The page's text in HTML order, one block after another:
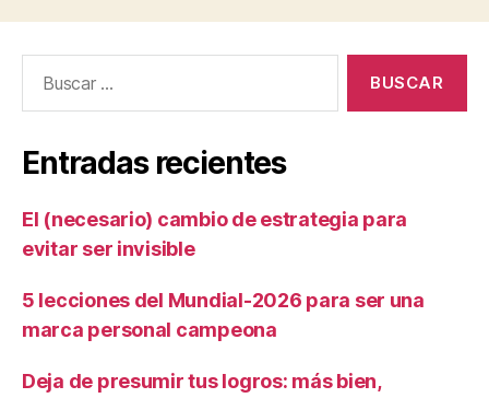
Entradas recientes
El (necesario) cambio de estrategia para
evitar ser invisible
5 lecciones del Mundial-2026 para ser una
marca personal campeona
Deja de presumir tus logros: más bien,